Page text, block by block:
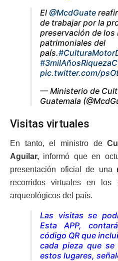
El @McdGuate
de trabajar por la
preservación de los
patrimoniales del
país.
pic.twitter.com/
— Ministerio de
Guatemala
Visitas virtuales
En tanto, el ministro de
Aguilar, informó que en
presentación oficial de una
recorridos virtuales en los
arqueológicos del país.
Las visitas se
Esta APP,
código QR que
cada pieza que se
estos lugares,